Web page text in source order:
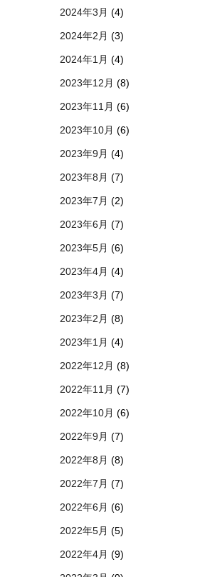
2024年3月 (4)
2024年2月 (3)
2024年1月 (4)
2023年12月 (8)
2023年11月 (6)
2023年10月 (6)
2023年9月 (4)
2023年8月 (7)
2023年7月 (2)
2023年6月 (7)
2023年5月 (6)
2023年4月 (4)
2023年3月 (7)
2023年2月 (8)
2023年1月 (4)
2022年12月 (8)
2022年11月 (7)
2022年10月 (6)
2022年9月 (7)
2022年8月 (8)
2022年7月 (7)
2022年6月 (6)
2022年5月 (5)
2022年4月 (9)